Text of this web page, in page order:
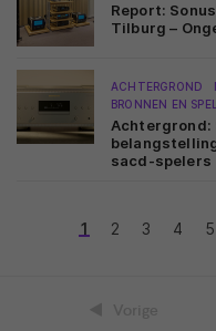
Report:
Tilburg –
ACHTERGROND
BRONNEN EN
Achtergrond:
sacd-spelers
1 2 3 4 5